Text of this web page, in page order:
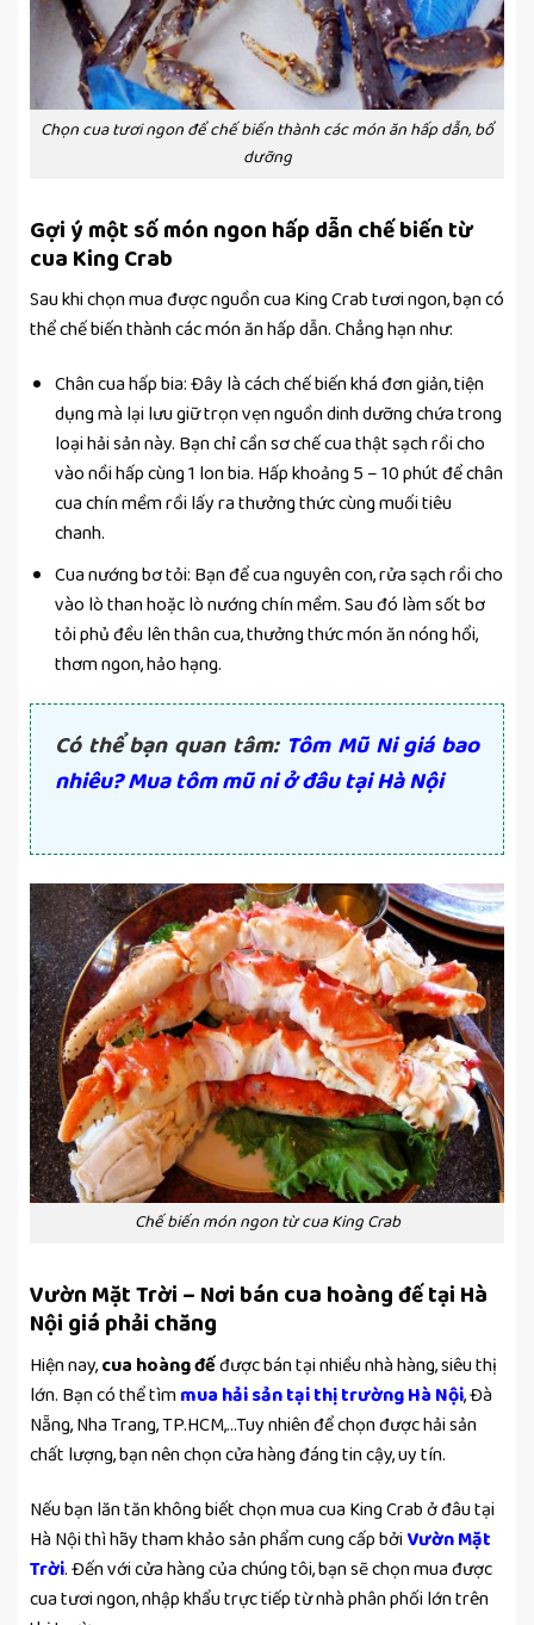
Chọn cua tươi ngon để chế biến thành các món ăn hấp dẫn, bổ
dưỡng
Gợi ý một số món ngon hấp dẫn chế biến từ
cua King Crab
Sau khi chọn mua được nguồn cua King Crab tươi ngon, bạn có
thể chế biến thành các món ăn hấp dẫn. Chẳng hạn như:
Chân cua hấp bia: Đây là cách chế biến khá đơn giản, tiện
dụng mà lại lưu giữ trọn vẹn nguồn dinh dưỡng chứa trong
loại hải sản này. Bạn chỉ cần sơ chế cua thật sạch rồi cho
vào nồi hấp cùng 1 lon bia. Hấp khoảng 5 – 10 phút để chân
cua chín mềm rồi lấy ra thưởng thức cùng muối tiêu
chanh.
Cua nướng bơ tỏi: Bạn để cua nguyên con, rửa sạch rồi cho
vào lò than hoặc lò nướng chín mềm. Sau đó làm sốt bơ
tỏi phủ đều lên thân cua, thưởng thức món ăn nóng hổi,
thơm ngon, hảo hạng.
Có thể bạn quan tâm: Tôm Mũ Ni giá bao
nhiêu? Mua tôm mũ ni ở đâu tại Hà Nội
Chế biến món ngon từ cua King Crab
Vườn Mặt Trời – Nơi bán cua hoàng đế tại Hà
Nội giá phải chăng
Hiện nay,cua hoàng đếđược bán tại nhiều nhà hàng, siêu thị
lớn. Bạn có thể tìmmua hải sản tại thị trường Hà Nội, Đà
Nẵng, Nha Trang, TP.HCM,…Tuy nhiên để chọn được hải sản
chất lượng, bạn nên chọn cửa hàng đáng tin cậy, uy tín.
Nếu bạn lăn tăn không biết chọn mua cua King Crab ở đâu tại
Hà Nội thì hãy tham khảo sản phẩm cung cấp bởiVườn Mặt
Trời. Đến với cửa hàng của chúng tôi, bạn sẽ chọn mua được
cua tươi ngon, nhập khẩu trực tiếp từ nhà phân phối lớn trên